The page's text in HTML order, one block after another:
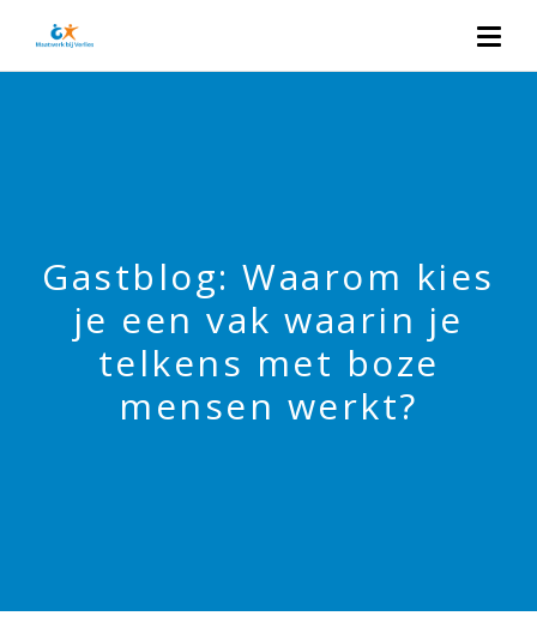
Gastblog: Waarom kies
je een vak waarin je
telkens met boze
mensen werkt?